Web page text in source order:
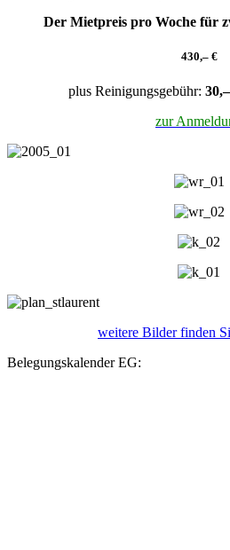
Der Mietpreis pro Woche für
430,– €
plus Reinigungsgebühr:
zur
weitere Bilder finden
Belegungskalender EG: